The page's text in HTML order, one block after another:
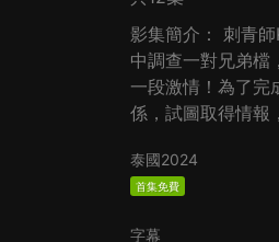
影集簡介： 刺青
中調查一對兄弟檔
一段激情！為了完
係，試圖取得情報
泰國2024
首集免費
字幕